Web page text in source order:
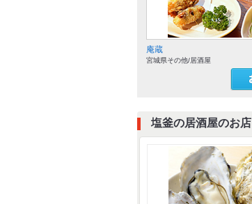
庵蔵
宮城県その他/居酒屋
塩釜の居酒屋のお店